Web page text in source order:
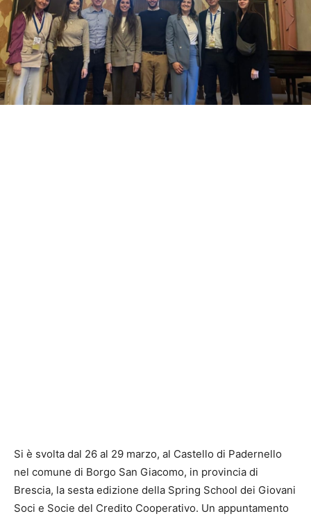
Si è svolta dal 26 al 29 marzo, al Castello di Padernello
nel comune di Borgo San Giacomo, in provincia di
Brescia, la sesta edizione della Spring School dei Giovani
Soci e Socie del Credito Cooperativo. Un appuntamento